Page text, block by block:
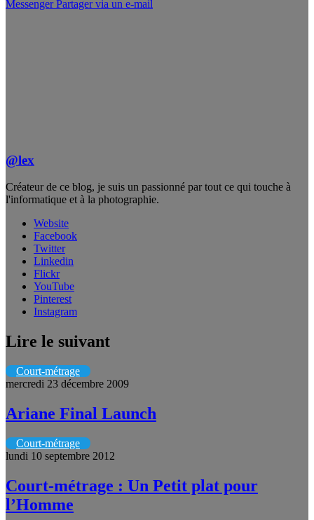
Messenger Partager via un e-mail
@lex
Créateur de ce blog, je suis un passionné par tout ce qui touche à
l'informatique et à la photographie.
Website
Facebook
Twitter
Linkedin
Flickr
YouTube
Pinterest
Instagram
Lire le suivant
Court-métrage
mercredi 23 décembre 2009
Ariane Final Launch
Court-métrage
lundi 10 septembre 2012
Court-métrage : Un Petit plat pour
l’Homme